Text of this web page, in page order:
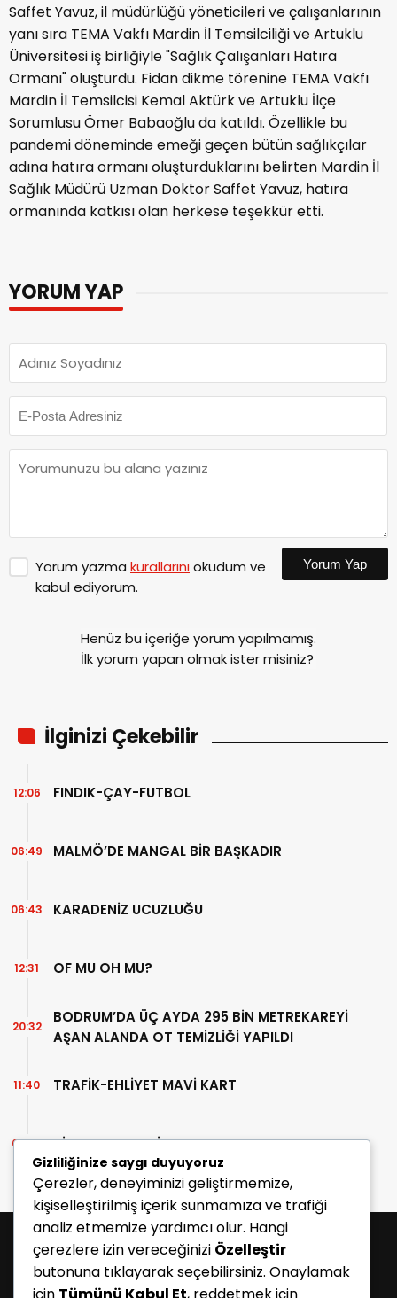
Saffet Yavuz, il müdürlüğü yöneticileri ve çalışanlarının
yanı sıra TEMA Vakfı Mardin İl Temsilciliği ve Artuklu
Üniversitesi iş birliğiyle "Sağlık Çalışanları Hatıra
Ormanı" oluşturdu. Fidan dikme törenine TEMA Vakfı
Mardin İl Temsilcisi Kemal Aktürk ve Artuklu İlçe
Sorumlusu Ömer Babaoğlu da katıldı. Özellikle bu
pandemi döneminde emeği geçen bütün sağlıkçılar
adına hatıra ormanı oluşturduklarını belirten Mardin İl
Sağlık Müdürü Uzman Doktor Saffet Yavuz, hatıra
ormanında katkısı olan herkese teşekkür etti.
YORUM YAP
Yorum yazma kurallarınıokudum ve
kabul ediyorum.
Yorum Yap
Henüz bu içeriğe yorum yapılmamış.
İlk yorum yapan olmak ister misiniz?
İlginizi Çekebilir
FINDIK-ÇAY-FUTBOL
12:06
MALMÖ’DE MANGAL BİR BAŞKADIR
06:49
KARADENİZ UCUZLUĞU
06:43
OF MU OH MU?
12:31
BODRUM’DA ÜÇ AYDA 295 BİN METREKAREYİ
AŞAN ALANDA OT TEMİZLİĞİ YAPILDI
20:32
TRAFİK-EHLİYET MAVİ KART
11:40
BİR AHMET TELLİ YAZISI
07:30
Gizliliğinize saygı duyuyoruz
Çerezler, deneyiminizi geliştirmemize,
kişiselleştirilmiş içerik sunmamıza ve trafiği
analiz etmemize yardımcı olur. Hangi
çerezlere izin vereceğinizi Özelleştir
butonuna tıklayarak seçebilirsiniz. Onaylamak
için Tümünü Kabul Et, reddetmek için